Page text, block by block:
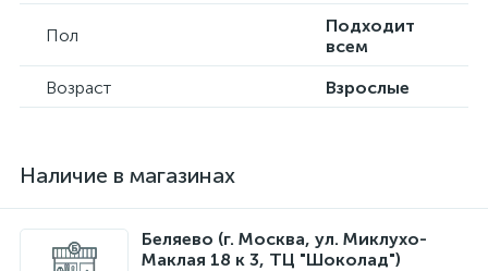
Пол
Подходит
всем
Возраст
Взрослые
Наличие в магазинах
Беляево (г. Москва, ул. Миклухо-
Маклая 18 к 3, ТЦ "Шоколад")